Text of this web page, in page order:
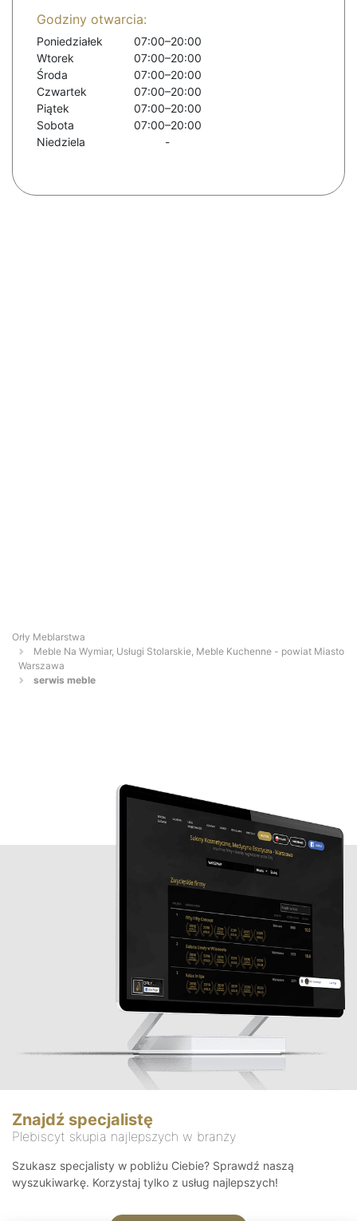
Godziny otwarcia:
Poniedziałek
07:00–20:00
Wtorek
07:00–20:00
Środa
07:00–20:00
Czwartek
07:00–20:00
Piątek
07:00–20:00
Sobota
07:00–20:00
Niedziela
-
Orły Meblarstwa
Meble Na Wymiar, Usługi Stolarskie, Meble Kuchenne - powiat Miasto
Warszawa
serwis meble
Znajdź specjalistę
Plebiscyt skupia najlepszych w branży
Szukasz specjalisty w pobliżu Ciebie? Sprawdź naszą
wyszukiwarkę. Korzystaj tylko z usług najlepszych!